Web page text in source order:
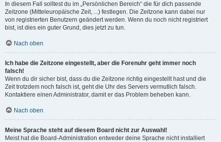
In diesem Fall solltest du im „Persönlichen Bereich“ die für dich passende
Zeitzone (Mitteleuropäische Zeit, ...) festlegen. Die Zeitzone kann dabei nur
von registrierten Benutzern geändert werden. Wenn du noch nicht registriert
bist, ist dies ein guter Grund, dies jetzt zu tun.
Nach oben
Ich habe die Zeitzone eingestellt, aber die Forenuhr geht immer noch
falsch!
Wenn du dir sicher bist, dass du die Zeitzone richtig eingestellt hast und die
Zeit trotzdem noch falsch ist, geht die Uhr des Servers vermutlich falsch.
Kontaktiere einen Administrator, damit er das Problem beheben kann.
Nach oben
Meine Sprache steht auf diesem Board nicht zur Auswahl!
Meist hat die Board-Administration entweder deine Sprache nicht installiert